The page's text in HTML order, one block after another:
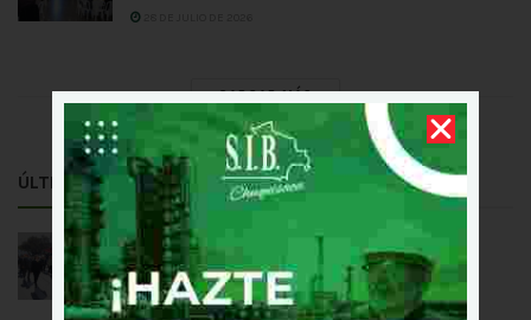
CARGAR MÁS
ÚLTIMAS NOTICIAS
Homenaje a los 201 años de Independencia
5 DE AGOSTO DE 2026